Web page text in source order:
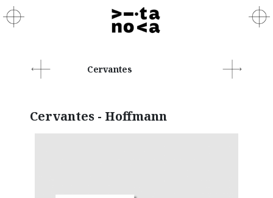
Cervantes
Cervantes - Hoffmann